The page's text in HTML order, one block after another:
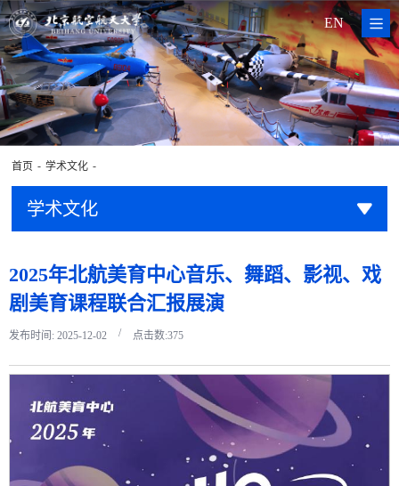
EN
首页 - 学术文化 -
学术文化
2025年北航美育中心音乐、舞蹈、影视、戏
剧美育课程联合汇报展演
发布时间: 2025-12-02 / 点击数:375